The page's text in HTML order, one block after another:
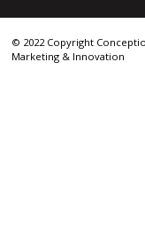
© 2022 Copyright
Marketing & Innovation